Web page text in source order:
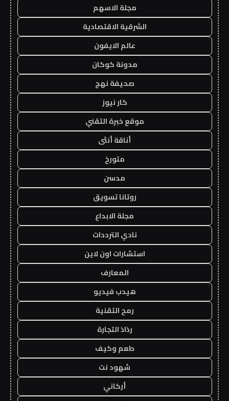
مجلة الاسهم
الشرقية الاقتصادية
عالم الايفون
مدونة كوكان
صحيفة نهج
كار نيوز
موقع خبرة التقني
أناقة أنثى
متورخ
مدسن
روتانا تسويق
مجلة الابداع
نادي الترددات
استشارات اون لاين
المعارف
هيدب فيديو
رمح التقنية
رذاذ التجارة
طعم وكيف
شهود نت
أركاني